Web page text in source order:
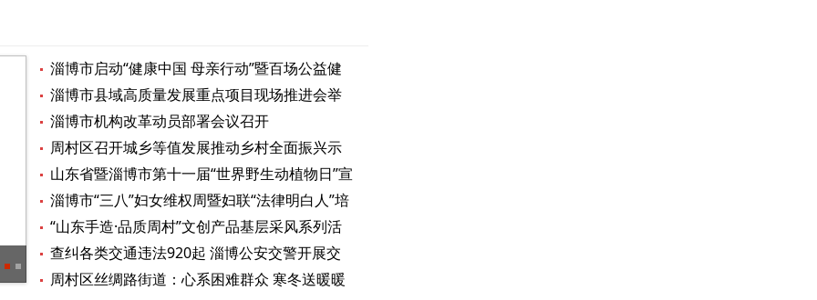
古韵生辉 文化引领——探寻淄博消费市场繁荣的传统文化动力
淄博市启动“健康中国 母亲行动”暨百场公益健
康巡讲
淄博市县域高质量发展重点项目现场推进会举
行
淄博市机构改革动员部署会议召开
马晓磊讲话 孙庆雷张延廷出席 杨旭东主持
周村区召开城乡等值发展推动乡村全面振兴示
范区创建发布会暨城乡等值发展研究结题会
山东省暨淄博市第十一届“世界野生动植物日”宣
传活动启动仪式举行
淄博市“三八”妇女维权周暨妇联“法律明白人”培
养工程正式启动
“山东手造·品质周村”文创产品基层采风系列活
动——走进裕厚堂花灯
查纠各类交通违法920起 淄博公安交警开展交
通秩序整治周末统一行动
周村区丝绸路街道：心系困难群众 寒冬送暖暖